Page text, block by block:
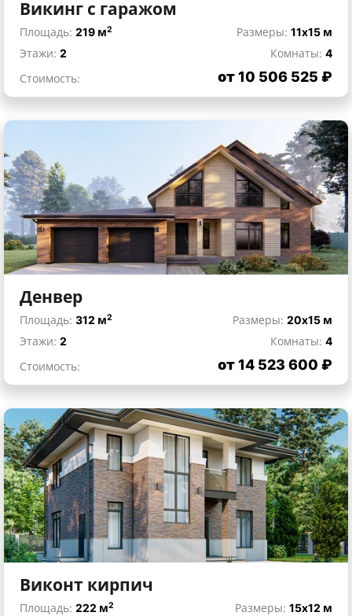
Викинг с гаражом
Площадь: 219 м2 Размеры: 11x15 м
Этажи: 2 Комнаты: 4
Стоимость:
от 10 506 525 ₽
Денвер
Площадь: 312 м2 Размеры: 20x15 м
Этажи: 2 Комнаты: 4
Стоимость:
от 14 523 600 ₽
Виконт кирпич
Площадь: 222 м2 Размеры: 15x12 м